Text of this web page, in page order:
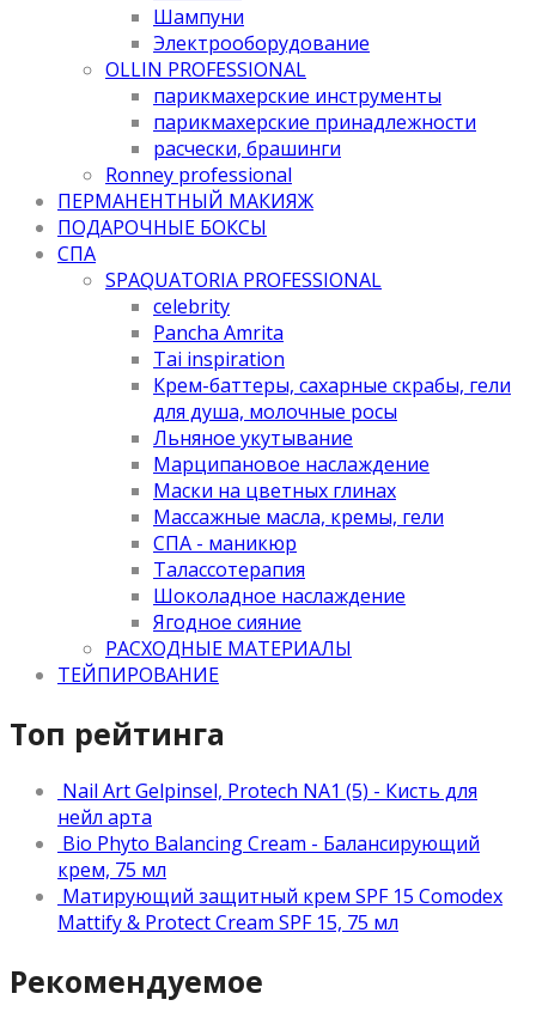
Шампуни
Электрооборудование
OLLIN PROFESSIONAL
парикмахерские инструменты
парикмахерские принадлежности
расчески, брашинги
Ronney professional
ПЕРМАНЕНТНЫЙ МАКИЯЖ
ПОДАРОЧНЫЕ БОКСЫ
СПА
SPAQUATORIA PROFESSIONAL
celebrity
Pancha Amrita
Tai inspiration
Крем-баттеры, сахарные скрабы, гели
для душа, молочные росы
Льняное укутывание
Марципановое наслаждение
Маски на цветных глинах
Массажные масла, кремы, гели
СПА - маникюр
Талассотерапия
Шоколадное наслаждение
Ягодное сияние
РАСХОДНЫЕ МАТЕРИАЛЫ
ТЕЙПИРОВАНИЕ
Топ рейтинга
Nail Art Gelpinsel, Protech NA1 (5) - Кисть для
нейл арта
Bio Phyto Balancing Cream - Балансирующий
крем, 75 мл
Матирующий защитный крем SPF 15 Comodex
Mattify & Protect Cream SPF 15, 75 мл
Рекомендуемое